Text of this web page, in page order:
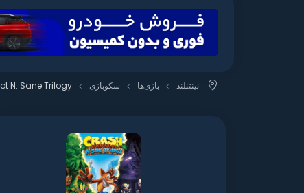
نینتنلند بازی‌ها سکوبازی N. Sane Trilogy